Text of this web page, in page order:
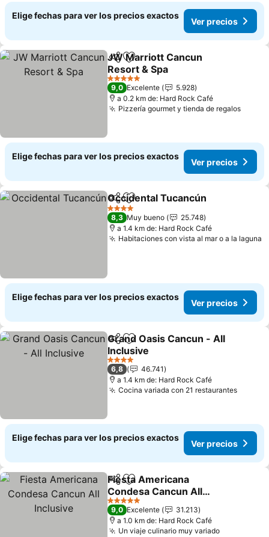
Elige fechas para ver los precios exactos
Ver precios
CompartirAgregar a favoritos
JW Marriott Cancun
Resort & Spa
5 Estrellas
9,0 Excelente
5.928
a 0.2 km de: Hard Rock Café
Pizzería gourmet y tienda de regalos
Elige fechas para ver los precios exactos
Ver precios
CompartirAgregar a favoritos
Occidental Tucancún
4 Estrellas
8,3 Muy bueno
25.748
a 1.4 km de: Hard Rock Café
Habitaciones con vista al mar o a la laguna
Elige fechas para ver los precios exactos
Ver precios
CompartirAgregar a favoritos
Grand Oasis Cancun - All
Inclusive
4 Estrellas
6,8
46.741
a 1.4 km de: Hard Rock Café
Cocina variada con 21 restaurantes
Elige fechas para ver los precios exactos
Ver precios
CompartirAgregar a favoritos
Fiesta Americana
Condesa Cancun All
Inclusive
5 Estrellas
9,0 Excelente
31.213
a 1.0 km de: Hard Rock Café
Un viaje culinario muy variado